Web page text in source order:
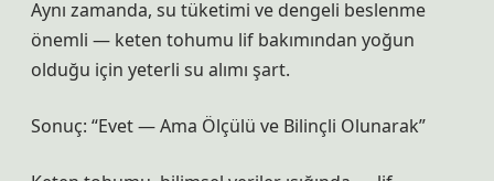
Aynı zamanda, su tüketimi ve dengeli beslenme
önemli — keten tohumu lif bakımından yoğun
olduğu için yeterli su alımı şart.
Sonuç: “Evet — Ama Ölçülü ve Bilinçli Olunarak”